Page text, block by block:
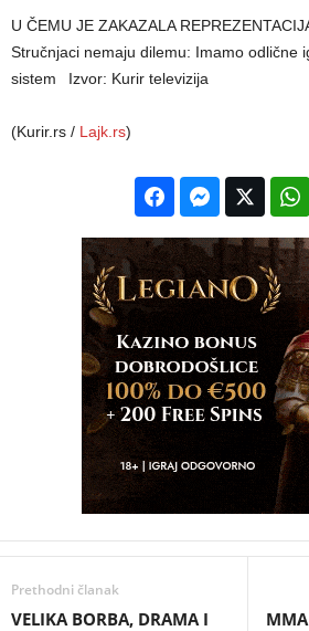
U ČEMU JE ZAKAZALA
Stručnjaci nemaju dilemu: Imamo odlične
sistem
Izvor: Kurir televizija
(Kurir.rs / Lajk.rs)
Prethodni članak
VELIKA BORBA, DRAMA I